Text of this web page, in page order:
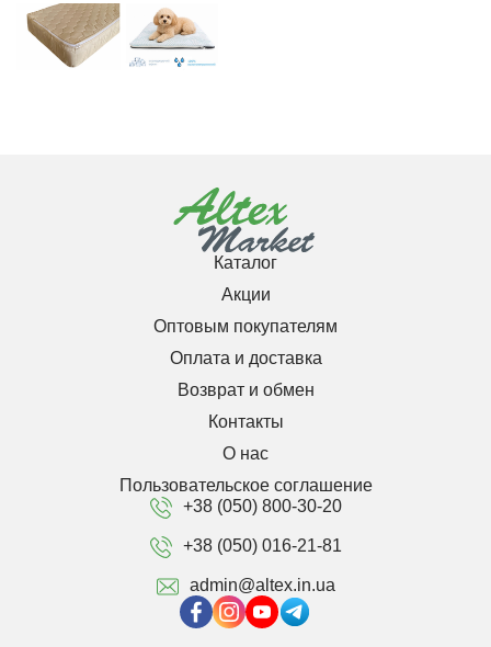
Каталог
Акции
Оптовым покупателям
Оплата и доставка
Возврат и обмен
Контакты
О нас
Пользовательское соглашение
+38 (050) 800-30-20
+38 (050) 016-21-81
admin@altex.in.ua